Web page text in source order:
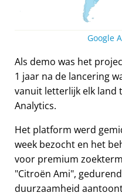
Google
Als demo was het
1 jaar na de lancering
vanuit letterlijk elk land
Analytics.
Het platform werd
week bezocht en het
voor premium
Citroën Ami ,
duurzaamheid